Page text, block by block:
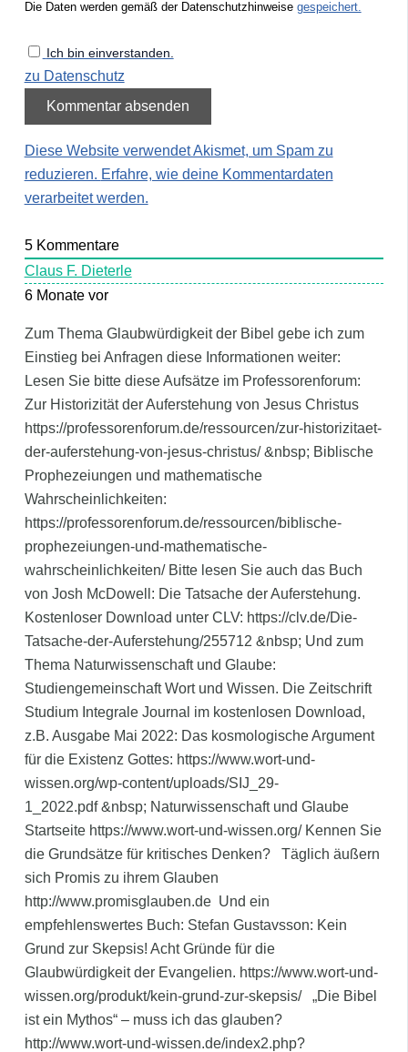
Die Daten werden gemäß der Datenschutzhinweise gespeichert.
Ich bin einverstanden.
zu Datenschutz
Diese Website verwendet Akismet, um Spam zu
reduzieren. Erfahre, wie deine Kommentardaten
verarbeitet werden.
5Kommentare
Claus F. Dieterle
6 Monate vor
Zum Thema Glaubwürdigkeit der Bibel gebe ich zum
Einstieg bei Anfragen diese Informationen weiter:
Lesen Sie bitte diese Aufsätze im Professorenforum:
Zur Historizität der Auferstehung von Jesus Christus
https://professorenforum.de/ressourcen/zur-historizitaet-
der-auferstehung-von-jesus-christus/ &nbsp; Biblische
Prophezeiungen und mathematische
Wahrscheinlichkeiten:
https://professorenforum.de/ressourcen/biblische-
prophezeiungen-und-mathematische-
wahrscheinlichkeiten/ Bitte lesen Sie auch das Buch
von Josh McDowell: Die Tatsache der Auferstehung.
Kostenloser Download unter CLV: https://clv.de/Die-
Tatsache-der-Auferstehung/255712 &nbsp; Und zum
Thema Naturwissenschaft und Glaube:
Studiengemeinschaft Wort und Wissen. Die Zeitschrift
Studium Integrale Journal im kostenlosen Download,
z.B. Ausgabe Mai 2022: Das kosmologische Argument
für die Existenz Gottes: https://www.wort-und-
wissen.org/wp-content/uploads/SIJ_29-
1_2022.pdf &nbsp; Naturwissenschaft und Glaube
Startseite https://www.wort-und-wissen.org/ Kennen Sie
die Grundsätze für kritisches Denken? Täglich äußern
sich Promis zu ihrem Glauben
http://www.promisglauben.de Und ein
empfehlenswertes Buch: Stefan Gustavsson: Kein
Grund zur Skepsis! Acht Gründe für die
Glaubwürdigkeit der Evangelien. https://www.wort-und-
wissen.org/produkt/kein-grund-zur-skepsis/ „Die Bibel
ist ein Mythos“ – muss ich das glauben?
http://www.wort-und-wissen.de/index2.php?